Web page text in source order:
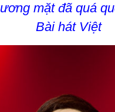
mặt đã quá
Bài hát Việt